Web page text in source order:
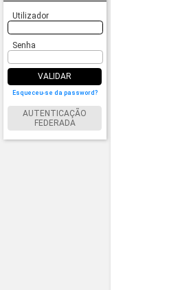
Utilizador
Senha
VALIDAR
Esqueceu-se da password?
AUTENTICAÇÃO
FEDERADA